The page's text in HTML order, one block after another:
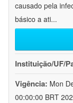
causado pela
básico a ati...
Instituição/UF/
Vigência: Mon
00:00:00 BRT